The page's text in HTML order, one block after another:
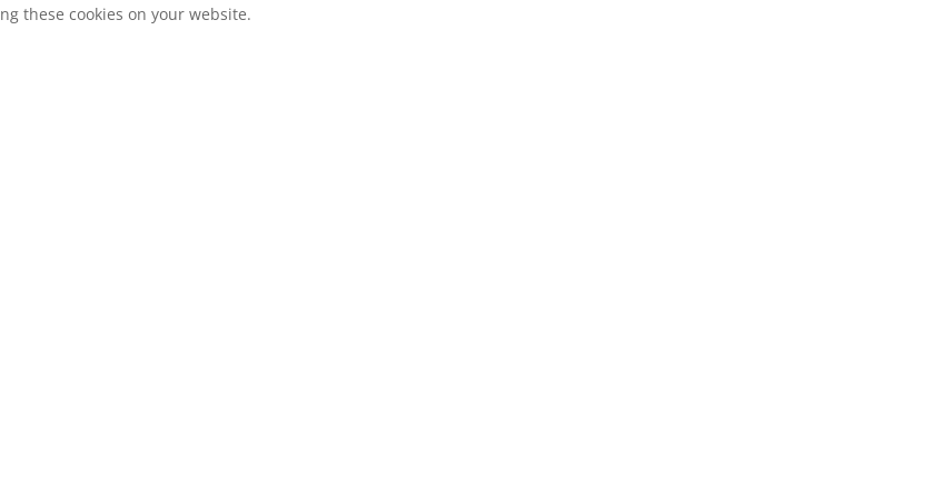
these cookies on your website.